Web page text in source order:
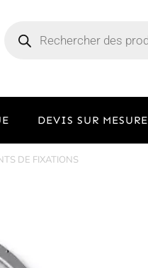
DEVIS SUR MESURE
DE FIXATIONS